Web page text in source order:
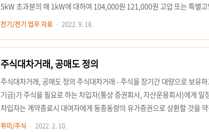
5kW 초과분의 매 1kW에 대하여 104,000원 121,000원 고압 또는 특별
21,000원 44,000원 나. 2022년 12월 1일 이후 신청분 구분 금액 공중공급
는 특별고압 신증설 계약전력 매 1kW에 대하여 22,000원 46,000원 2. 거
전기/전기 업무 자료 2022. 9. 18.
주식대차거래, 공매도 정의
주식대차거래, 공매도 정의 주식대차거래 - 주식을 장기간 대량으로 보유
기금)가 주식을 필요로 하는 차입자(통상 증권회사, 자산운용회사)에게 일
차입자는 계약종료시 대여자에게 동종동량의 유가증권으로 상환할 것을
래는 주로 외국인과 기관에 의해 이루어지며 한국예탁결제원, 한국증권금
취미/주식 2022. 2. 10.